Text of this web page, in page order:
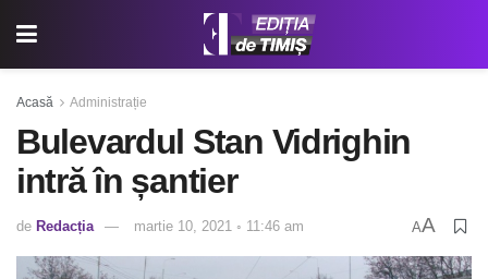
Acasă Administrație
Bulevardul Stan Vidrighin
intră în șantier
de Redacția martie 10, 2021 ◦ 11:46 am AA